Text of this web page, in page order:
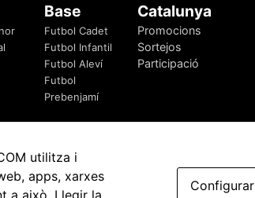
Base
Futbol Cadet
Futbol Infantil
Futbol Aleví
Futbol
Prebenjamí
Catalunya
Promocions
Sortejos
Participació
utilitza i
apps, xarxes
a això. Llegir la
Configurar